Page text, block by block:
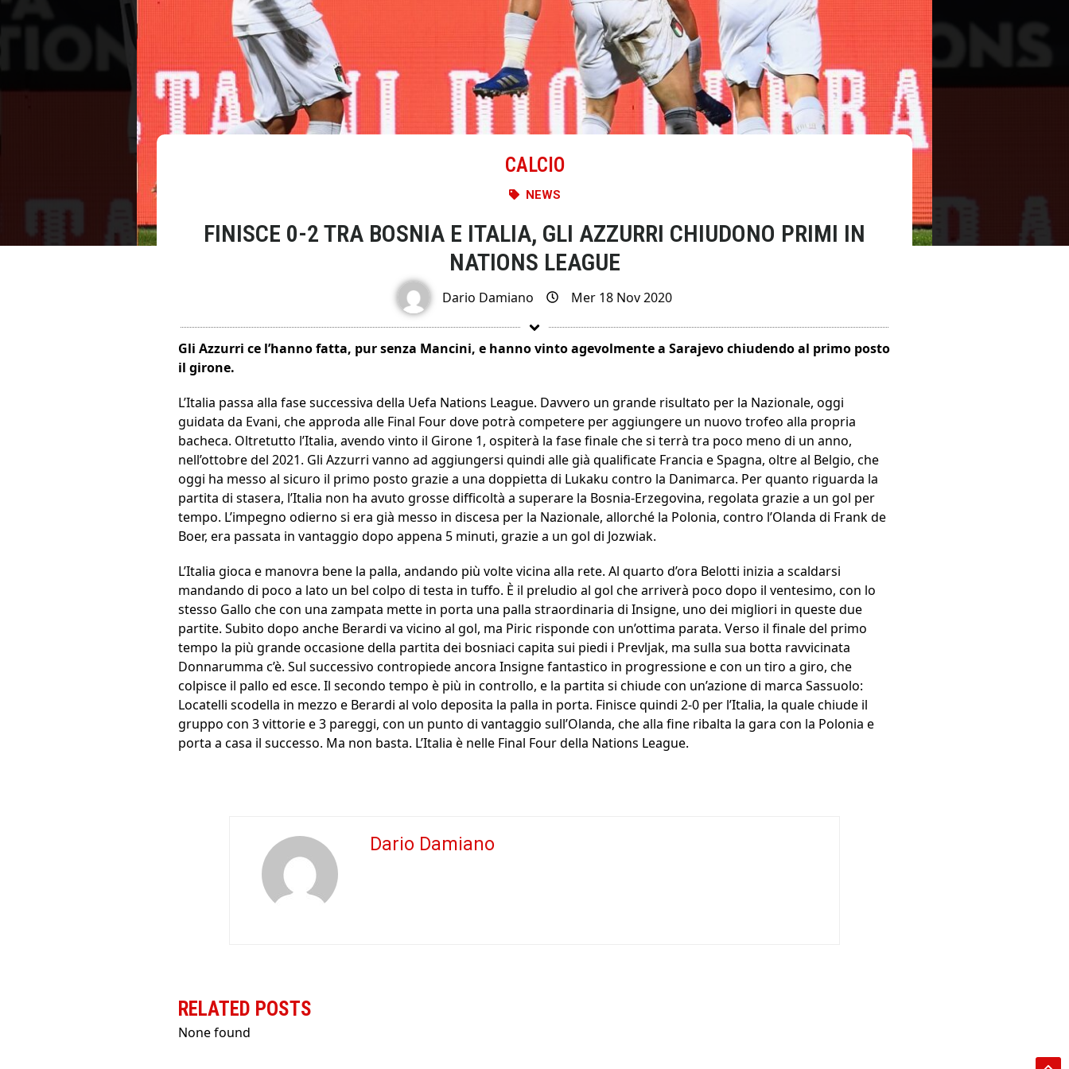
CALCIO
NEWS
FINISCE 0-2 TRA BOSNIA E ITALIA, GLI AZZURRI CHIUDONO PRIMI IN
NATIONS LEAGUE
Dario Damiano Mer 18 Nov 2020
Gli Azzurri ce l’hanno fatta, pur senza Mancini, e hanno vinto agevolmente a Sarajevo chiudendo al primo posto
il girone.
L’Italia passa alla fase successiva della Uefa Nations League. Davvero un grande risultato per la Nazionale, oggi
guidata da Evani, che approda alle Final Four dove potrà competere per aggiungere un nuovo trofeo alla propria
bacheca. Oltretutto l’Italia, avendo vinto il Girone 1, ospiterà la fase finale che si terrà tra poco meno di un anno,
nell’ottobre del 2021. Gli Azzurri vanno ad aggiungersi quindi alle già qualificate Francia e Spagna, oltre al Belgio, che
oggi ha messo al sicuro il primo posto grazie a una doppietta di Lukaku contro la Danimarca. Per quanto riguarda la
partita di stasera, l’Italia non ha avuto grosse difficoltà a superare la Bosnia-Erzegovina, regolata grazie a un gol per
tempo. L’impegno odierno si era già messo in discesa per la Nazionale, allorché la Polonia, contro l’Olanda di Frank de
Boer, era passata in vantaggio dopo appena 5 minuti, grazie a un gol di Jozwiak.
L’Italia gioca e manovra bene la palla, andando più volte vicina alla rete. Al quarto d’ora Belotti inizia a scaldarsi
mandando di poco a lato un bel colpo di testa in tuffo. È il preludio al gol che arriverà poco dopo il ventesimo, con lo
stesso Gallo che con una zampata mette in porta una palla straordinaria di Insigne, uno dei migliori in queste due
partite. Subito dopo anche Berardi va vicino al gol, ma Piric risponde con un’ottima parata. Verso il finale del primo
tempo la più grande occasione della partita dei bosniaci capita sui piedi i Prevljak, ma sulla sua botta ravvicinata
Donnarumma c’è. Sul successivo contropiede ancora Insigne fantastico in progressione e con un tiro a giro, che
colpisce il pallo ed esce. Il secondo tempo è più in controllo, e la partita si chiude con un’azione di marca Sassuolo:
Locatelli scodella in mezzo e Berardi al volo deposita la palla in porta. Finisce quindi 2-0 per l’Italia, la quale chiude il
gruppo con 3 vittorie e 3 pareggi, con un punto di vantaggio sull’Olanda, che alla fine ribalta la gara con la Polonia e
porta a casa il successo. Ma non basta. L’Italia è nelle Final Four della Nations League.
Dario Damiano
RELATED POSTS
None found